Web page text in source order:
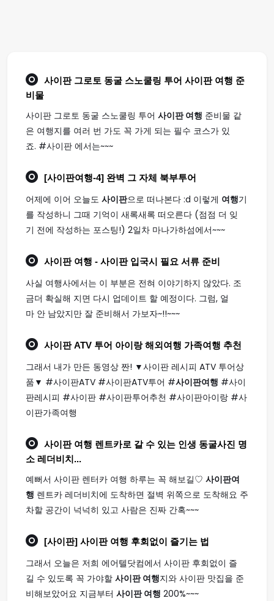
사이판 그로토 동굴 스노쿨링 투어 사이판 여행 준
비물
사이판 그로토 동굴 스노쿨링 투어 사이판 여행 준비물 같
은 여행지를 여러 번 가도 꼭 가게 되는 필수 코스가 있
죠. #사이판 에서는~~~
[사이판여행-4] 완벽 그 자체 북부투어
어제에 이어 오늘도 사이판으로 떠나본다 :d 이렇게 여행기
를 작성하니 그때 기억이 새록새록 떠오른다 (점점 더 잊
기 전에 작성하는 포스팅!) 2일차 마나가하섬에서~~~
사이판 여행 - 사이판 입국시 필요 서류 준비
사실 여행사에서는 이 부분은 전혀 이야기하지 않았다. 조
금더 확실해 지면 다시 업데이트 할 예정이다. 그럼, 얼
마 안 남았지만 잘 준비해서 가보자~!!~~~
사이판ATV 투어 아이랑 해외 여행 가족여행 추천
그래서 내가 만든 동영상 짠! ▼사이판 레시피 ATV 투어상
품▼ #사이판ATV #사이판ATV투어 #사이판여행 #사이
판레시피 #사이판 #사이판투어추천 #사이판아이랑 #사
이판가족여행
사이판 여행 렌트카로 갈 수 있는 인생 동굴사진 명
소 레더비치...
예뻐서 사이판 렌터카 여행 하루는 꼭 해보길♡ 사이판여
행 렌트카 레더비치에 도착하면 절벽 위쪽으로 도착해요 주
차할 공간이 넉넉히 있고 사람은 진짜 간혹~~~
[사이판] 사이판 여행 후회없이 즐기는 법
그래서 오늘은 저희 에어텔닷컴에서 사이판 후회없이 즐
길 수 있도록 꼭 가야할 사이판 여행지와 사이판 맛집을 준
비해보았어요 지금부터 사이판 여행 200%~~~